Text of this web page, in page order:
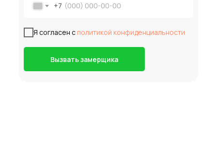
+7
Я согласен с политикой конфиденциальности
Вызвать замерщика